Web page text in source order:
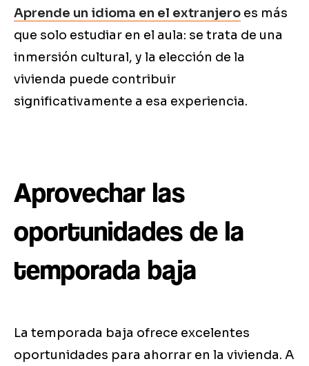
Aprende un idioma en el extranjero es más
que solo estudiar en el aula: se trata de una
inmersión cultural, y la elección de la
vivienda puede contribuir
significativamente a esa experiencia.
Aprovechar las
oportunidades de la
temporada baja
La temporada baja ofrece excelentes
oportunidades para ahorrar en la vivienda. A